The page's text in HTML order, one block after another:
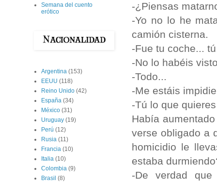
-¿Piensas
-Yo no lo he
camión cisterna.
-Fue tu coche...
-No lo habéis
-Todo...
-Me estáis
-Tú lo que
Había
verse obligado a
homicidio le
estaba
-De verdad
Semana del cuento
erótico
Argentina (153)
EEUU (118)
Reino Unido (42)
España (34)
México (31)
Uruguay (19)
Perú (12)
Rusia (11)
Francia (10)
Italia (10)
Colombia (9)
Brasil (8)